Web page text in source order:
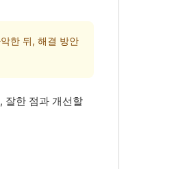
한 뒤, 해결 방안
잘한 점과 개선할